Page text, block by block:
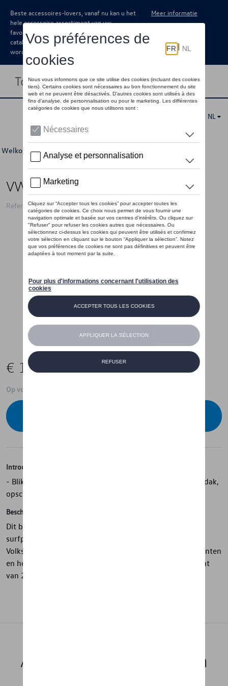
Beste accessoires-lovers, vanaf nu kan u het
hele accessoire assortiment van uw
favoriete merk terugvinden in de online
catalogus. Deze kunnen steeds besteld
worden via uw dealer.
Meer informatie
Toggle navigation
NL
Welkom >Voor u >Accessoires
VW opbergbox T 1"Vanlife"
Referentie: 1K6069649
€ 16,00
Op voorraad
Introductie
- Blik in zomers design (zijaanzicht T1 met surfplank op dak,
opschrift "Vanlife" en Volkswagen-logo)
Beschrijving
Dit blik in zomers design toont een T1 zijaanzicht met
surfplank op het dak, het opschrift “Vanlife” en het
Volkswagen-logo. Het deksel is voorzien van reliëfelementen
en het geheel is gemaakt van stevig blik met een formaat
van 211 x 160 x 100 mm.
Aanbevolen producten